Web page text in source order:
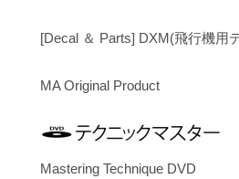
[Decal ＆ Parts] DXM(飛行機用
MA Original Product
Mastering Technique DVD